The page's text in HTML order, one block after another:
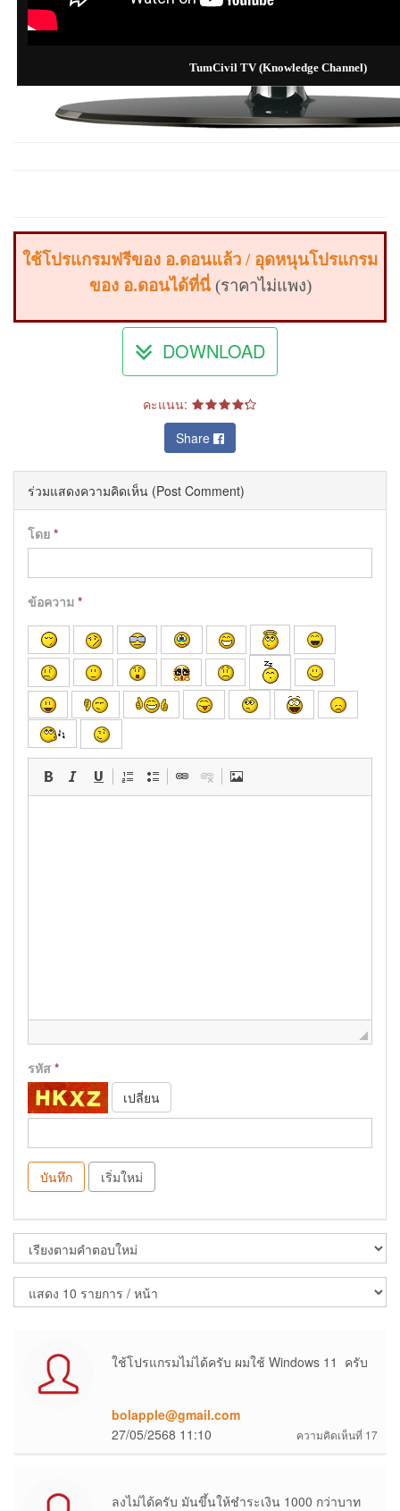
TumCivil TV (Knowledge Channel)
ใช้โปรแกรมฟรีของ อ.ดอนแล้ว / อุดหนุนโปรแกรม
ของ อ.ดอนได้ที่นี่ (ราคาไม่แพง)
DOWNLOAD
คะแนน:
Share
ร่วมแสดงความคิดเห็น (Post Comment)
โดย *
ข้อความ *
รหัส *
เปลี่ยน
บันทึก เริ่มใหม่
ใช้โปรแกรมไม่ได้ครับ ผมใช้ Windows 11 ครับ
bolapple@gmail.com
ความคิดเห็นที่ 17
27/05/2568 11:10
ลงไม่ได้ครับ มันขึ้นให้ชำระเงิน 1000 กว่าบาท